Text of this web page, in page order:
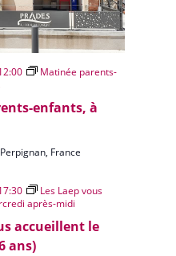
enfants, à
Matinée parents-
Perpignan, France
accueillent le
ans)
Les Laep vous
après-midi